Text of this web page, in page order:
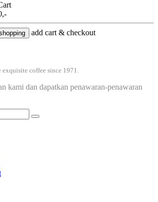
cart & continue shopping add cart & checkout
coffee since 1971.
kami dan dapatkan penawaran-penawaran